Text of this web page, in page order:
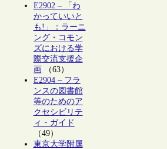
E2902 – 「わ
かっていいと
も!」：ラーニ
ング・コモン
ズにおける学
際交流支援企
画 （63）
E2904 – フラ
ンスの図書館
等のためのア
クセシビリテ
ィ・ガイド
（49）
東京大学附属